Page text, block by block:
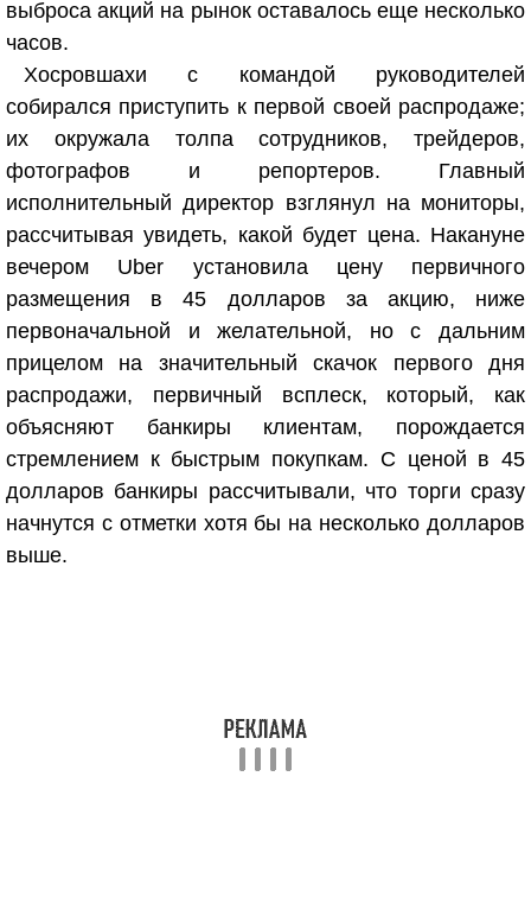
выброса акций на рынок оставалось еще несколько
часов.
Хосровшахи с командой руководителей
собирался приступить к первой своей распродаже;
их окружала толпа сотрудников, трейдеров,
фотографов и репортеров. Главный
исполнительный директор взглянул на мониторы,
рассчитывая увидеть, какой будет цена. Накануне
вечером Uber установила цену первичного
размещения в 45 долларов за акцию, ниже
первоначальной и желательной, но с дальним
прицелом на значительный скачок первого дня
распродажи, первичный всплеск, который, как
объясняют банкиры клиентам, порождается
стремлением к быстрым покупкам. С ценой в 45
долларов банкиры рассчитывали, что торги сразу
начнутся с отметки хотя бы на несколько долларов
выше.